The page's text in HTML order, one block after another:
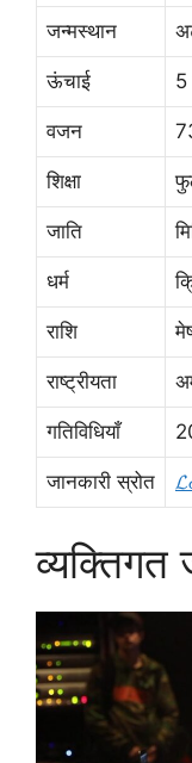
जन्मस्थान
ऊंचाई 5
वजन
शिक्षा
जाति
धर्म
राशि
राष्ट्रीयता
गतिविधियाँ
जानकारी स्रोत
व्यक्तिगत